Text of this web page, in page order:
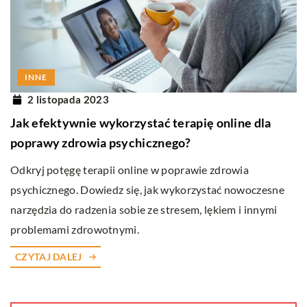
INNE
2 listopada 2023
Jak efektywnie wykorzystać terapię online dla
poprawy zdrowia psychicznego?
Odkryj potęgę terapii online w poprawie zdrowia
psychicznego. Dowiedz się, jak wykorzystać nowoczesne
narzędzia do radzenia sobie ze stresem, lękiem i innymi
problemami zdrowotnymi.
CZYTAJ DALEJ